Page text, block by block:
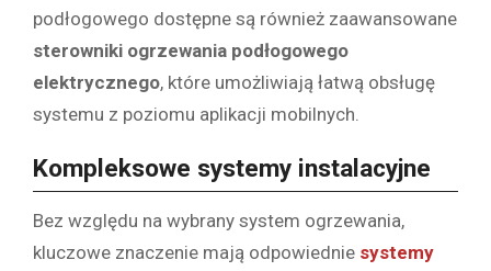
podłogowego dostępne są również zaawansowane
sterowniki ogrzewania podłogowego
elektrycznego, które umożliwiają łatwą obsługę
systemu z poziomu aplikacji mobilnych.
Kompleksowe systemy instalacyjne
Bez względu na wybrany system ogrzewania,
kluczowe znaczenie mają odpowiednie systemy